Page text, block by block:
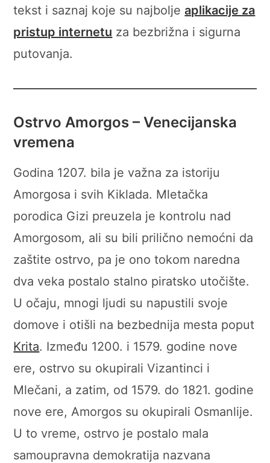
tekst i saznaj koje su najbolje aplikacije za
pristup internetu za bezbrižna i sigurna
putovanja.
Ostrvo Amorgos – Venecijanska
vremena
Godina 1207. bila je važna za istoriju
Amorgosa i svih Kiklada. Mletačka
porodica Gizi preuzela je kontrolu nad
Amorgosom, ali su bili prilično nemoćni da
zaštite ostrvo, pa je ono tokom naredna
dva veka postalo stalno piratsko utočište.
U očaju, mnogi ljudi su napustili svoje
domove i otišli ​​na bezbednija mesta poput
Krita. Između 1200. i 1579. godine nove
ere, ostrvo su okupirali Vizantinci i
Mlečani, a zatim, od 1579. do 1821. godine
nove ere, Amorgos su okupirali Osmanlije.
U to vreme, ostrvo je postalo mala
samoupravna demokratija nazvana